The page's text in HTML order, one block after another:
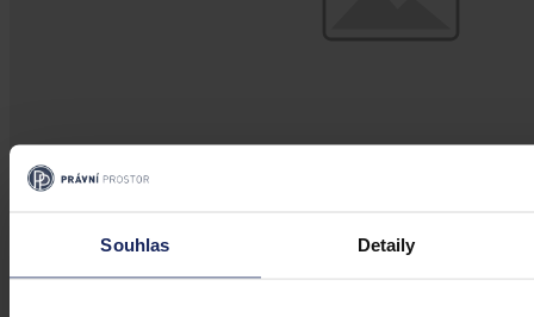
Souhlas Detaily